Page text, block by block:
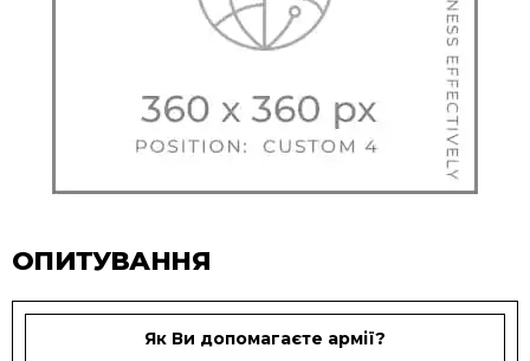
ОПИТУВАННЯ
Як Ви допомагаєте армії?